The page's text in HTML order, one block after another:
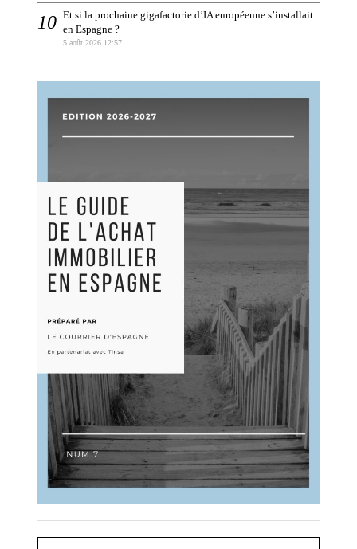
Et si la prochaine gigafactorie d’IA européenne s’installait
en Espagne ?
5 août 2026 12:57